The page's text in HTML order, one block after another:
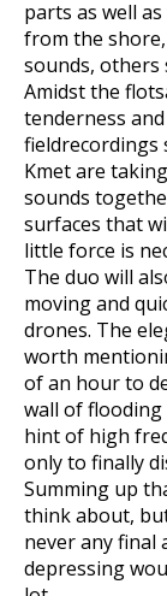
parts as well
from the
sounds, others
Amidst the
tenderness
fieldrecordings
Kmet are
sounds
surfaces that
little force is
The duo will
moving and
drones. The
worth
of an hour to
wall of
hint of high
only to finally
Summing up
think about,
never any final
depressing